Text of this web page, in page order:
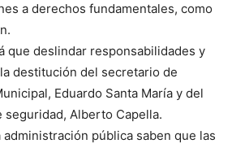
a derechos fundamentales, como
que deslindar responsabilidades y
destitución del secretario de
Eduardo Santa María y del
seguridad, Alberto Capella.
administración pública saben que las